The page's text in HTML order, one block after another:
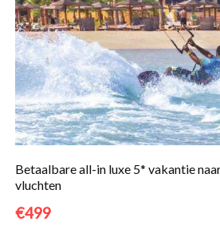
Betaalbare all-in luxe 5* vakantie
vluchten
€499